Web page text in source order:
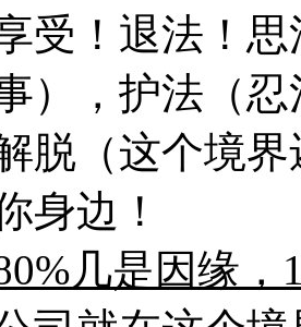
受！退法！
），护法（
脱（这个境
身边！
几是因缘